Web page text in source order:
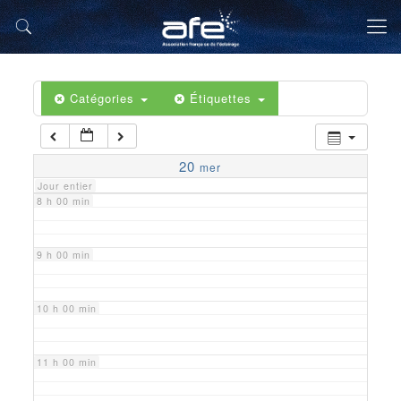
Catégories Étiquettes
20 mer
Jour entier
5 h 00 min
6 h 00 min
7 h 00 min
8 h 00 min
9 h 00 min
10 h 00 min
11 h 00 min